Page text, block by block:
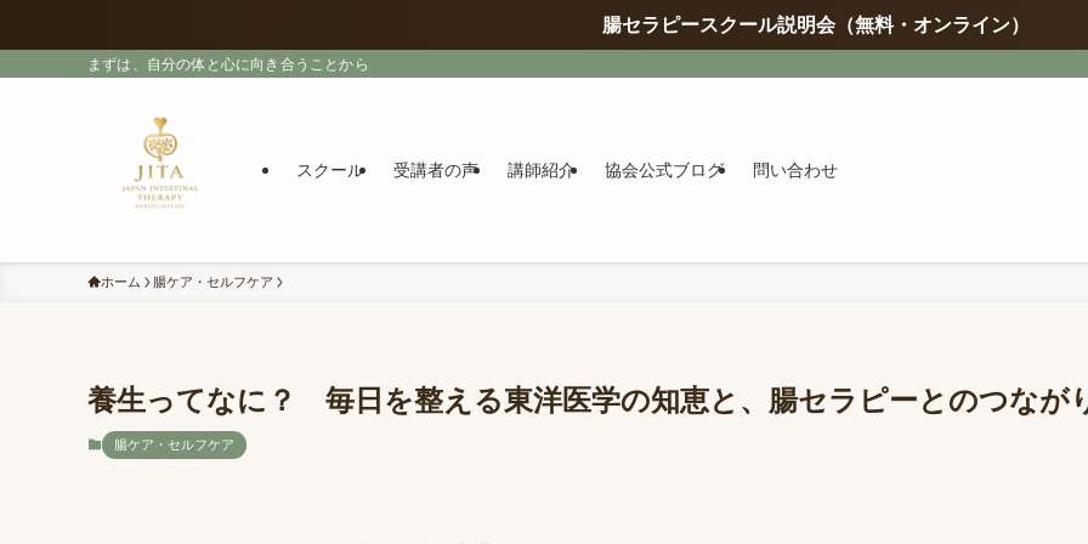
腸セラピースクール説明会（無料・オンライン）
まずは、自分の体と心に向き合うことから
スクール 受講者の声 講師紹介 協会公式ブログ 問い合わせ
ホーム 腸ケア・セルフケア
養生ってなに？ 毎日を整える東洋医学の知恵と、腸セラピーとのつなが
腸ケア・セルフケア